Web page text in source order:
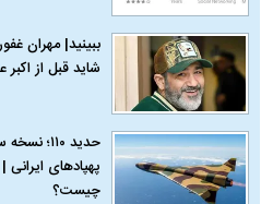
ببینید| مهران
شاید قبل از اکبر
حدید ۱۱۰؛
پهپادهای ایرانی
چیست؟